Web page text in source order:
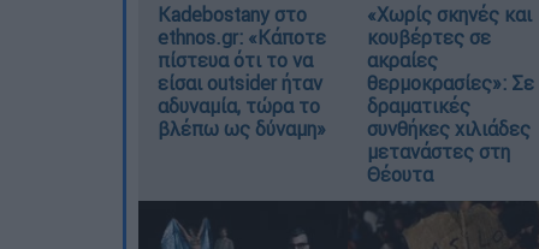
Kadebostany στο
ethnos.gr: «Κάποτε
πίστευα ότι το να
είσαι outsider ήταν
αδυναμία, τώρα το
βλέπω ως δύναμη»
«Χωρίς σκηνές και
κουβέρτες σε
ακραίες
θερμοκρασίες»: Σε
δραματικές
συνθήκες χιλιάδες
μετανάστες στη
Θέουτα